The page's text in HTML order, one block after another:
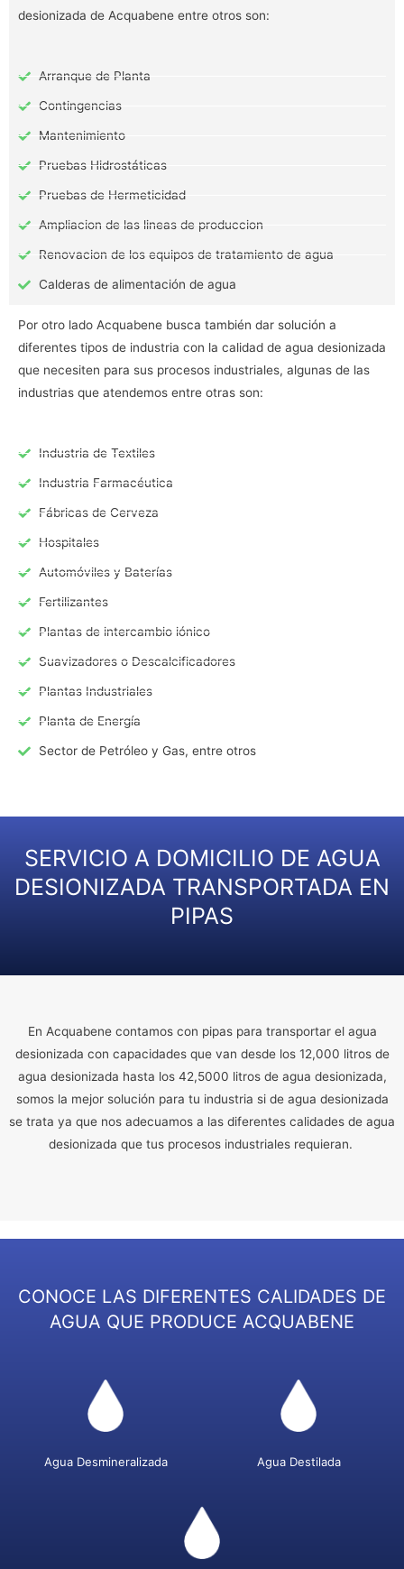
desionizada de Acquabene entre otros son:
Arranque de Planta
Contingencias
Mantenimiento
Pruebas Hidrostáticas
Pruebas de Hermeticidad
Ampliacion de las lineas de produccion
Renovacion de los equipos de tratamiento de agua
Calderas de alimentación de agua
Por otro lado Acquabene busca también dar solución a
diferentes tipos de industria con la calidad de agua desionizada
que necesiten para sus procesos industriales, algunas de las
industrias que atendemos entre otras son:
Industria de Textiles
Industria Farmacéutica
Fábricas de Cerveza
Hospitales
Automóviles y Baterías
Fertilizantes
Plantas de intercambio iónico
Suavizadores o Descalcificadores
Plantas Industriales
Planta de Energía
Sector de Petróleo y Gas, entre otros
SERVICIO A DOMICILIO DE AGUA
DESIONIZADA TRANSPORTADA EN
PIPAS
En Acquabene contamos con pipas para transportar el agua
desionizada con capacidades que van desde los 12,000 litros de
agua desionizada hasta los 42,5000 litros de agua desionizada,
somos la mejor solución para tu industria si de agua desionizada
se trata ya que nos adecuamos a las diferentes calidades de agua
desionizada que tus procesos industriales requieran.
CONOCE LAS DIFERENTES CALIDADES DE
AGUA QUE PRODUCE ACQUABENE
Agua Desmineralizada Agua Destilada